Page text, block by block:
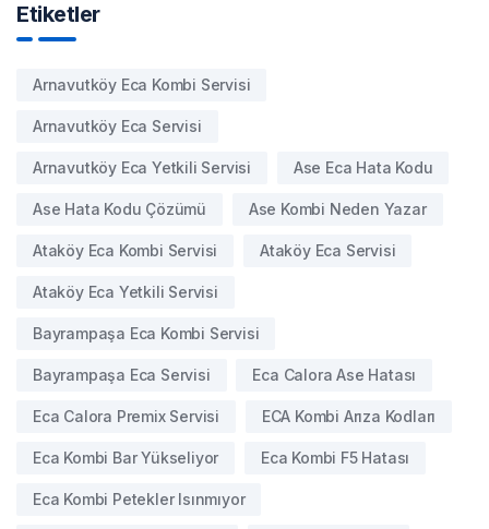
Etiketler
Arnavutköy Eca Kombi Servisi
Arnavutköy Eca Servisi
Arnavutköy Eca Yetkili Servisi Ase Eca Hata Kodu
Ase Hata Kodu Çözümü Ase Kombi Neden Yazar
Ataköy Eca Kombi Servisi Ataköy Eca Servisi
Ataköy Eca Yetkili Servisi
Bayrampaşa Eca Kombi Servisi
Bayrampaşa Eca Servisi Eca Calora Ase Hatası
Eca Calora Premix Servisi ECA Kombi Arıza Kodları
Eca Kombi Bar Yükseliyor Eca Kombi F5 Hatası
Eca Kombi Petekler Isınmıyor